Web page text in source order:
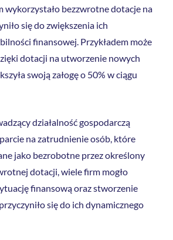
wykorzystało bezzwrotne dotacje na
się do zwiększenia ich
finansowej. Przykładem może
dotacji na utworzenie nowych
swoją załogę o 50% w ciągu
działalność gospodarczą
na zatrudnienie osób, które
jako bezrobotne przez określony
dotacji, wiele firm mogło
finansową oraz stworzenie
się do ich dynamicznego